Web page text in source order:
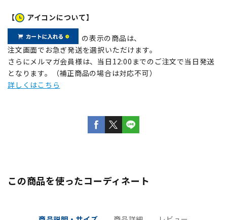
【 アイコンについて】
の表示の商品は、
注文画面でお急ぎ発送を選択いただけます。
さらにメルマガ会員様は、当日12:00までのご注文で当日発送
となります。（補正商品の場合は対応不可）
詳しくはこちら
この商品を使ったコーディネート